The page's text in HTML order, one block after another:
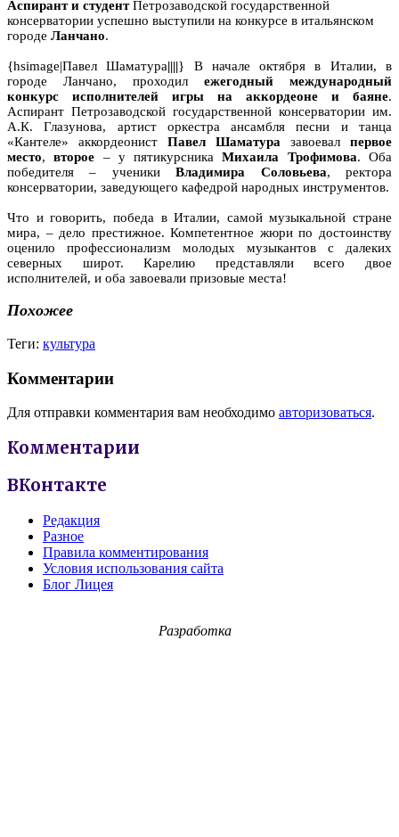
Аспирант и студентПетрозаводской государственной
консерватории успешно выступили на конкурсе в итальянском
городе Ланчано.
{hsimage|Павел Шаматура||||} В начале октября в Италии, в
городе Ланчано, проходил ежегодный международный
конкурс исполнителей игры на аккордеоне и баяне.
Аспирант Петрозаводской государственной консерватории им.
А.К. Глазунова, артист оркестра ансамбля песни и танца
«Кантеле» аккордеонист Павел Шаматура завоевал первое
место,второе – у пятикурсникаМихаила Трофимова. Оба
победителя – ученикиВладимира Соловьева, ректора
консерватории, заведующего кафедрой народных инструментов.
Что и говорить, победа в Италии, самой музыкальной стране
мира, – дело престижное. Компетентное жюри по достоинству
оценило профессионализм молодых музыкантов с далеких
северных широт. Карелию представляли всего двое
исполнителей, и оба завоевали призовые места!
Похожее
Теги: культура
Комментарии
Для отправки комментария вам необходимо авторизоваться.
Комментарии
ВКонтакте
Редакция
Разное
Правила комментирования
Условия использования сайта
Блог Лицея
Разработка